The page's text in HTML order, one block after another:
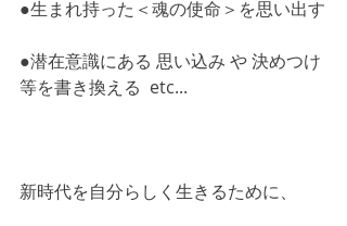
●生まれ持った＜魂の使命＞を思い出す
●潜在意識にある 思い込み や 決めつけ
等を書き換える  etc...
新時代を自分らしく生きるために、